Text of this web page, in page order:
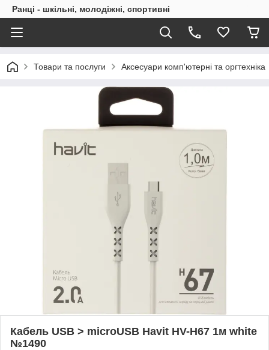
Ранці - шкільні, молодіжні, спортивні
Товари та послуги Аксесуари комп'ютерні та оргтехніка
Кабель USB > microUSB Havit HV-H67 1м white
№1490